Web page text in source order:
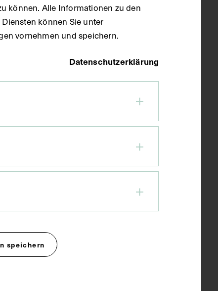
können. Alle Informationen zu den
können Sie unter
vornehmen und speichern.
Datenschutzerklärung
speichern